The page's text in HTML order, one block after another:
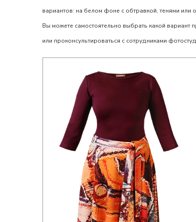
вариантов: на белом фоне с обтравкой, тенями
Вы можете самостоятельно выбрать какой вариант
или проконсультироваться с сотрудниками